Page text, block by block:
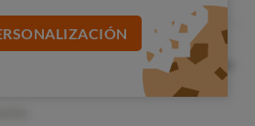
unos puedan beneficiarse de las
existencia de una amplia base de
que no hayan mandado sus células
el uso exclusivo de ellas.